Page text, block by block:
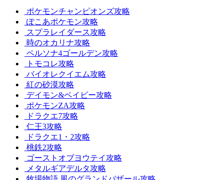
ポケモンチャンピオンズ攻略
ぽこあポケモン攻略
スプラレイダース攻略
時のオカリナ攻略
ペルソナ4ゴールデン攻略
トモコレ攻略
バイオレクイエム攻略
紅の砂漠攻略
デイモン&ベイビー攻略
ポケモンZA攻略
ドラクエ7攻略
仁王3攻略
ドラクエ1・2攻略
桃鉄2攻略
ゴーストオブヨウテイ攻略
メタルギアデルタ攻略